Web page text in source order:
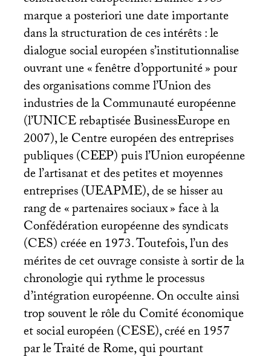
marque a posteriori une date importante
dans la structuration de ces intérêts : le
dialogue social européen s’institutionnalise
ouvrant une «fenêtre d’opportunité» pour
des organisations comme l’Union des
industries de la Communauté européenne
(l’UNICErebaptisée BusinessEurope en
2007), le Centre européen des entreprises
publiques (CEEP) puis l’Union européenne
de l’artisanat et des petites et moyennes
entreprises (UEAPME), de se hisser au
rang de «partenaires sociaux» face à la
Confédération européenne des syndicats
(CES) créée en 1973. Toutefois, l’un des
mérites de cet ouvrage consiste à sortir de la
chronologie qui rythme le processus
d’intégration européenne. On occulte ainsi
trop souvent le rôle du Comité économique
et social européen (CESE), créé en 1957
par le Traité de Rome, qui pourtant